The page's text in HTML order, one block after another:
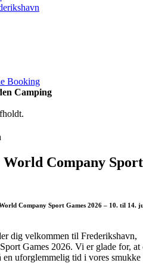
Booking
Camping
Company Sport
Company Sport Games 2026 – 10. til 14.
dig velkommen til Frederikshavn,
Games 2026. Vi er glade for, at
en uforglemmelig tid i vores smukke